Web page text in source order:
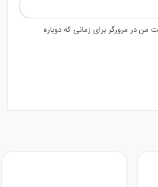
من در مرورگر برای زمانی که دوباره